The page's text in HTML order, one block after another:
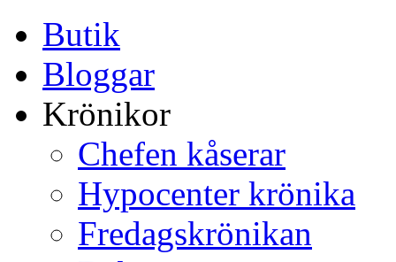
Butik
Bloggar
Krönikor
Chefen kåserar
Hypocenter krönika
Fredagskrönikan